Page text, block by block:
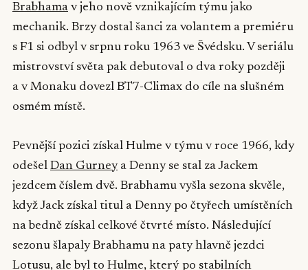
Brabhama v jeho nově vznikajícím týmu jako
mechanik. Brzy dostal šanci za volantem a premiéru
s F1 si odbyl v srpnu roku 1963 ve Švédsku. V seriálu
mistrovství světa pak debutoval o dva roky později
a v Monaku dovezl BT7-Climax do cíle na slušném
osmém místě.
Pevnější pozici získal Hulme v týmu v roce 1966, kdy
odešel Dan Gurneya Denny se stal za Jackem
jezdcem číslem dvě. Brabhamu vyšla sezona skvěle,
když Jack získal titul a Denny po čtyřech umístěních
na bedně získal celkové čtvrté místo. Následující
sezonu šlapaly Brabhamu na paty hlavně jezdci
Lotusu, ale byl to Hulme, který po stabilních